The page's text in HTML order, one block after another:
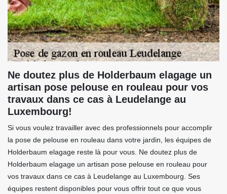
Ne doutez plus de Holderbaum elagage un
artisan pose pelouse en rouleau pour vos
travaux dans ce cas à Leudelange au
Luxembourg!
Si vous voulez travailler avec des professionnels pour accomplir
la pose de pelouse en rouleau dans votre jardin, les équipes de
Holderbaum elagage reste là pour vous. Ne doutez plus de
Holderbaum elagage un artisan pose pelouse en rouleau pour
vos travaux dans ce cas à Leudelange au Luxembourg. Ses
équipes restent disponibles pour vous offrir tout ce que vous